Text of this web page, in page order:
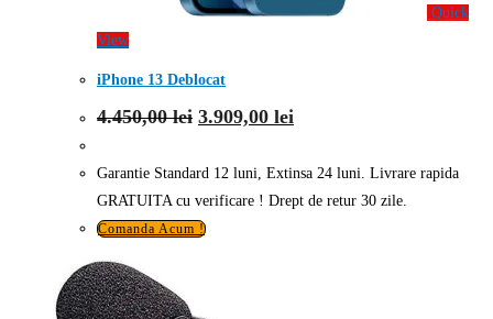
Quick
View
iPhone 13 Deblocat
4.450,00lei Prețul
inițial
fost:
4.450,00 lei.
3.909,00 lei
curent
3.909,00 lei.
Garantie Standard 12 luni, Extinsa 24 luni. Livrare rapida
GRATUITA cu verificare ! Drept de retur 30 zile.
Comanda Acum !